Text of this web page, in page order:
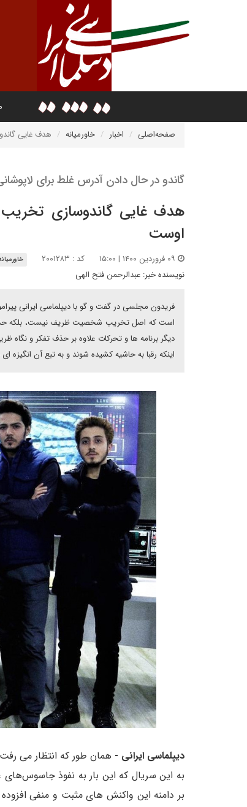
صفحه‌اصلی اخبار خاورمیانه هدف غایی
گاندو در حال دادن آدرس غلط برای
هدف غایی گاندوسازی
اوست
کد : ۲۰۰۱۲۸۳
نویسنده خبر: عبدالرحمن فتح الهی
فریدون مجلسی در گفت و گو با دیپلماسی ایرانی
است که اصل تخریب شخصیت ظریف نیست، بلکه
دیگر برنامه ها و تحرکات علاوه بر حذف تفکر و
اینکه رقبا به حاشیه کشیده شوند و به تبع آن انگیزه
دیپلماسی ایرانی - همان طور که انتظار می
به این سریال که این بار به نفوذ جاسوس‌های